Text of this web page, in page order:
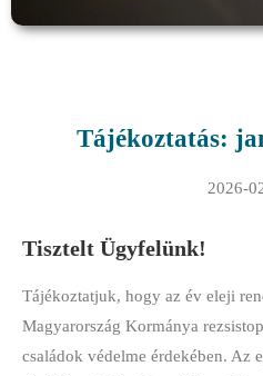
Tájékoztatás:
2026-
Tisztelt Ügyfelünk!
Tájékoztatjuk, hogy az év eleji
Magyarország Kormánya
családok védelme érdekében. Az